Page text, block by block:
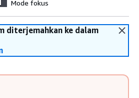
Mode fokus
diterjemahkan ke dalam